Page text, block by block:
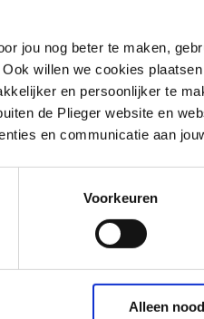
jou nog beter te maken,
willen we cookies
en persoonlijker te
de Plieger website en
en communicatie aan
Voorkeuren
Alleen
DN20-25